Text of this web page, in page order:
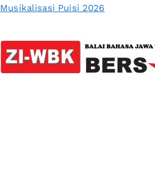
Musikalisasi Puisi 2026